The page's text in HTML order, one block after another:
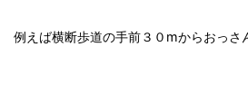
例えば横断歩道の手前３０mからおっさ